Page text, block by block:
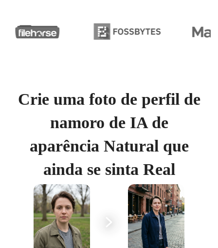
Crie uma foto de perfil de
namoro de IA de
aparência Natural que
ainda se sinta Real